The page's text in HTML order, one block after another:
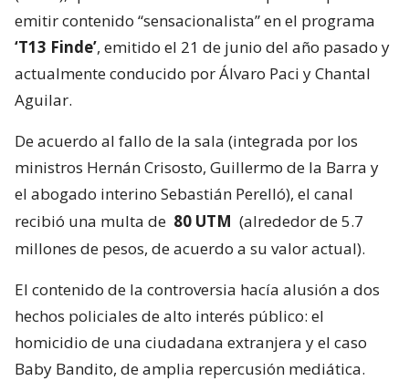
emitir contenido “sensacionalista” en el programa
‘T13 Finde’, emitido el 21 de junio del año pasado y
actualmente conducido por Álvaro Paci y Chantal
Aguilar.
De acuerdo al fallo de la sala (integrada por los
ministros Hernán Crisosto, Guillermo de la Barra y
el abogado interino Sebastián Perelló), el canal
recibió una multa de 80 UTM (alrededor de 5.7
millones de pesos, de acuerdo a su valor actual).
El contenido de la controversia hacía alusión a dos
hechos policiales de alto interés público: el
homicidio de una ciudadana extranjera y el caso
Baby Bandito, de amplia repercusión mediática.